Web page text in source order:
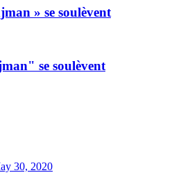
» se soulèvent
se soulèvent
30, 2020